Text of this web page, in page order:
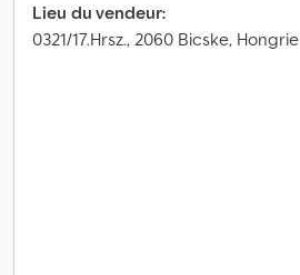
Lieu du vendeur:
0321/17.Hrsz., 2060 Bicske, Hongrie